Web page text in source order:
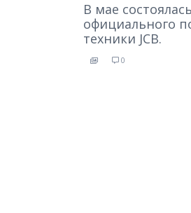
В мае
официального
техники JCB.
0